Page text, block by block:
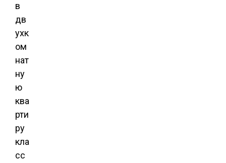
в
дв
ухк
ом
нат
ну
ю
ква
рти
ру
кла
сс